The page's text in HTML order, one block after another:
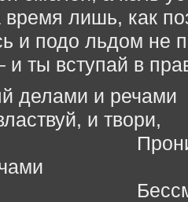
время лишь, как
и подо льдом не
и ты вступай в
делами и речами
и твори,